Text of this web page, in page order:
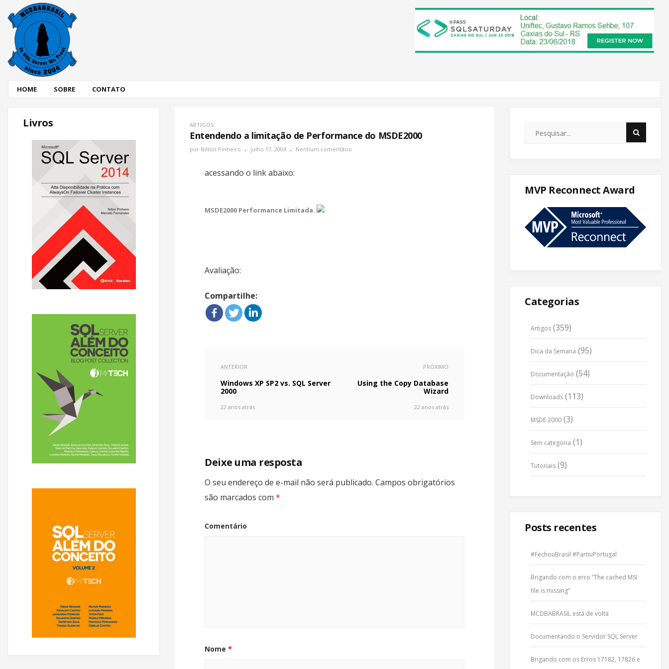
HOME SOBRE CONTATO
Livros ARTIGOS
Entendendo a limitação de Performance do MSDE2000
por Nilton Pinheiro julho 17, 2004 Nenhum comentário
acessando o link abaixo:
MSDE2000 Performance Limitada.
Avaliação:
Compartilhe:
ANTERIOR
Windows XP SP2 vs. SQL Server
2000
22 anos atrás
PRÓXIMO
Using the Copy Database
Wizard
22 anos atrás
Deixe uma resposta
O seu endereço de e-mail não será publicado. Campos obrigatórios
são marcados com *
Comentário
Nome *
MVP Reconnect Award
Categorias
Artigos (359)
Dica da Semana (95)
Documentação (54)
Downloads (113)
MSDE 2000 (3)
Sem categoria (1)
Tutoriais (9)
Posts recentes
#FechouBrasil #PartiuPortugal
Brigando com o erro “The cached MSI
file is missing”
MCDBABRASIL está de volta
Documentando o Servidor SQL Server
Brigando com os Erros 17182, 17826 e